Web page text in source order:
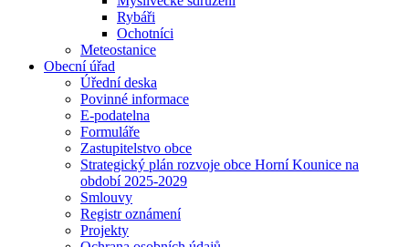
Rybáři
Ochotníci
Meteostanice
Obecní úřad
Úřední deska
Povinné informace
E-podatelna
Formuláře
Zastupitelstvo obce
Strategický plán rozvoje obce Horní Kounice na
období 2025-2029
Smlouvy
Registr oznámení
Projekty